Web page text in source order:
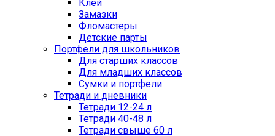
Клей
Замазки
Фломастеры
Детские парты
Портфели для школьников
Для старших классов
Для младших классов
Сумки и портфели
Тетради и дневники
Тетради 12-24 л
Тетради 40-48 л
Тетради свыше 60 л